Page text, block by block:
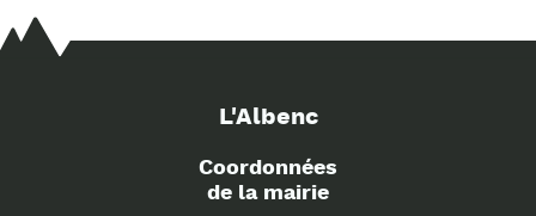
L'Albenc
Coordonnées
de la mairie